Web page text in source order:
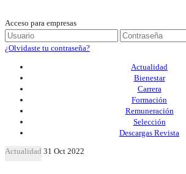
Acceso para empresas
¿Olvidaste tu contraseña?
Actualidad
Bienestar
Carrera
Formación
Remuneración
Selección
Descargas Revista
Actualidad 31 Oct 2022